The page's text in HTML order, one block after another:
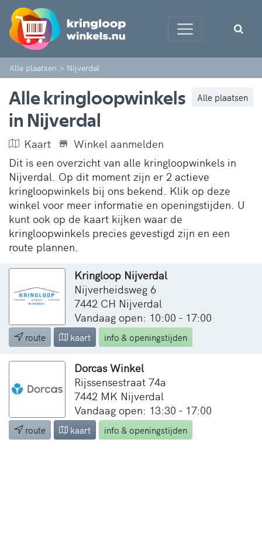
Alle plaatsen > Nijverdal
Alle plaatsen
Alle kringloopwinkels
in Nijverdal
Kaart
Winkel aanmelden
Dit is een overzicht van alle kringloopwinkels in
Nijverdal. Op dit moment zijn er 2 actieve
kringloopwinkels bij ons bekend. Klik op deze
winkel voor meer informatie en openingstijden. U
kunt ook op de kaart kijken waar de
kringloopwinkels precies gevestigd zijn en een
route plannen.
Kringloop Nijverdal
Nijverheidsweg 6
7442 CH Nijverdal
Vandaag open: 10:00 - 17:00
route kaart info & openingstijden
Dorcas Winkel
Rijssensestraat 74a
7442 MK Nijverdal
Vandaag open: 13:30 - 17:00
route kaart info & openingstijden